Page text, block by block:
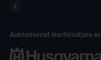
Auktoriserad återförsäljare av